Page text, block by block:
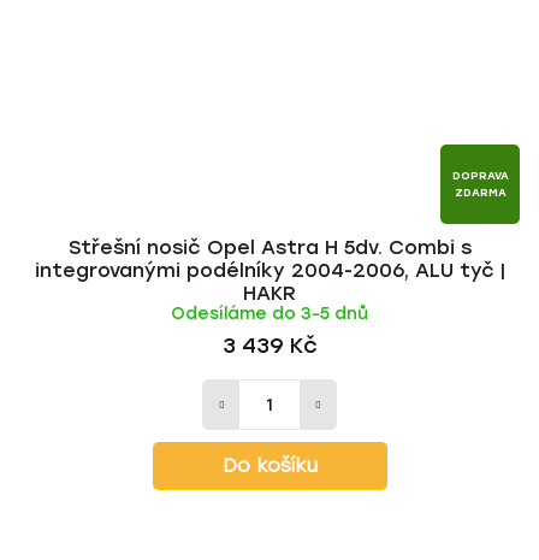
DOPRAVA
ZDARMA
Střešní nosič Opel Astra H 5dv. Combi s
integrovanými podélníky 2004-2006, ALU tyč |
HAKR
Odesíláme do 3-5 dnů
3 439 Kč
Do košíku